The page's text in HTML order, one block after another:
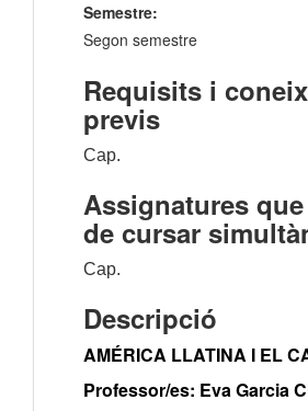
Semestre:
Segon semestre
Requisits i
previs
Cap.
Assignatures
de cursar
Cap.
Descripció
AMÉRICA LLATINA I EL
Professor/es: Eva Garcia